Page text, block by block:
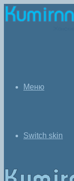
Меню
Switch skin